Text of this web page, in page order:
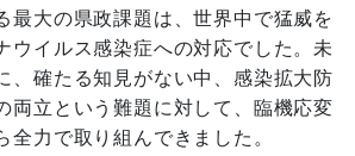
最大の県政課題は、世界中で猛威を
ウイルス感染症への対応でした。未
、確たる知見がない中、感染拡大防
両立という難題に対して、臨機応変
全力で取り組んできました。